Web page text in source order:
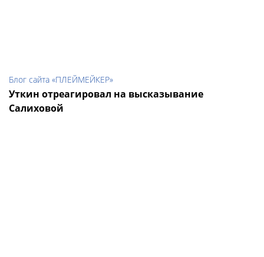
Блог сайта «ПЛЕЙМЕЙКЕР»
Уткин отреагировал на высказывание
Салиховой